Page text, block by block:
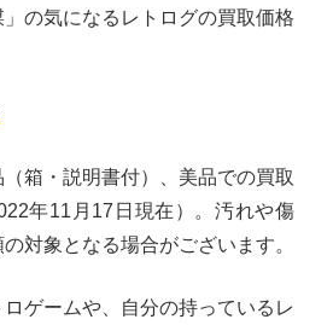
の気になるレトログの買取価格
箱・説明書付）、美品での買取
年11月17日現在）。汚れや傷
対象となる場合がございます。
ゲームや、自分の持っているレ